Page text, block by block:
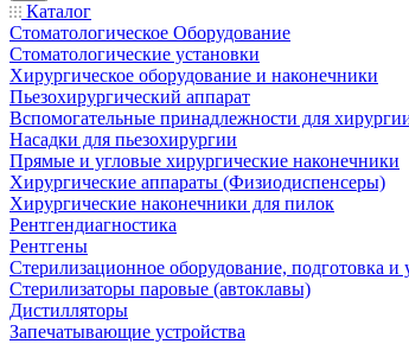
Каталог
Стоматологическое Оборудование
Стоматологические установки
Хирургическое оборудование и наконечники
Пьезохирургический аппарат
Вспомогательные принадлежности для
Насадки для пьезохирургии
Прямые и угловые хирургические наконечники
Хирургические аппараты (Физиодиспенсеры)
Хирургические наконечники для пилок
Рентгендиагностика
Рентгены
Стерилизационное оборудование, подготовка и
Стерилизаторы паровые (автоклавы)
Дистилляторы
Запечатывающие устройства